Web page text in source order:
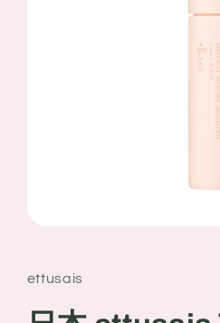
modal
ettusais